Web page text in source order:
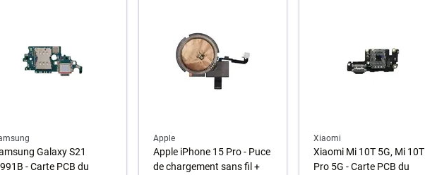
Galaxy S21
- Carte PCB du
Apple
Apple iPhone 15 Pro - Puce
de chargement sans fil +
Xiaomi
Xiaomi Mi 10T 5G, Mi 10T
Pro 5G - Carte PCB du